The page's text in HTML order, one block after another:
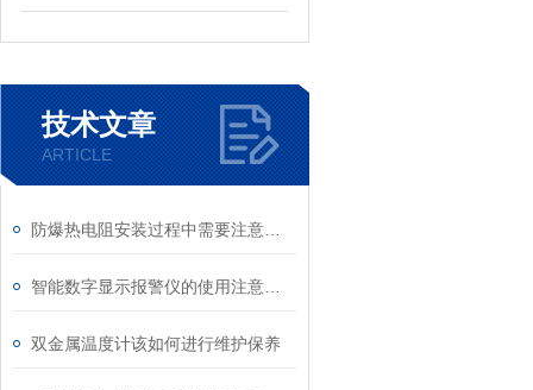
技术文章
ARTICLE
双金属温度计该如何进行维护保养